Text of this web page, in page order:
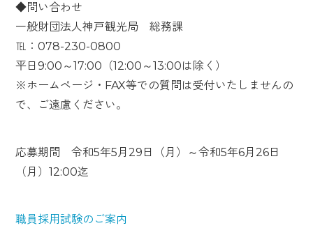
◆問い合わせ
一般財団法人神戸観光局 総務課
℡：078-230-0800
平日9:00～17:00（12:00～13:00は除く）
※ホームページ・FAX等での質問は受付いたしませんの
で、ご遠慮ください。
応募期間 令和5年5月29日（月）～令和5年6月26日
（月）12:00迄
職員採用試験のご案内